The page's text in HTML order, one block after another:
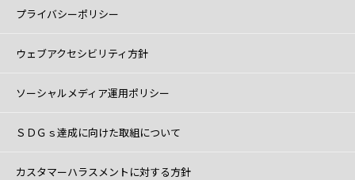
プライバシーポリシー
ウェブアクセシビリティ方針
ソーシャルメディア運用ポリシー
ＳＤＧｓ達成に向けた取組について
カスタマーハラスメントに対する方針